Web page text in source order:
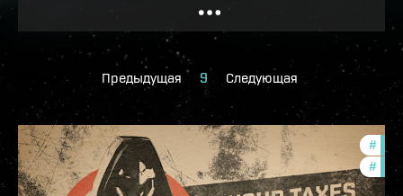
Предыдущая 9 Следующая
#
#